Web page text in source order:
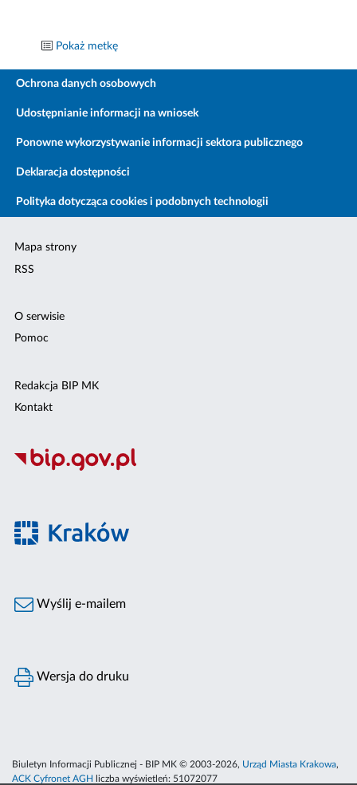
Pokaż metkę
Ochrona danych osobowych
Udostępnianie informacji na wniosek
Ponowne wykorzystywanie informacji sektora publicznego
Deklaracja dostępności
Polityka dotycząca cookies i podobnych technologii
Mapa strony
RSS
O serwisie
Pomoc
Redakcja BIP MK
Kontakt
Wyślij e-mailem
Wersja do druku
Biuletyn Informacji Publicznej - BIP MK © 2003-2026, Urząd Miasta Krakowa,
ACK Cyfronet AGH
liczba wyświetleń: 51072077